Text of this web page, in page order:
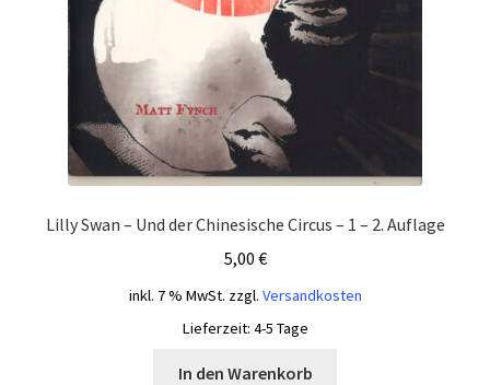
Lilly Swan – Und der Chinesische Circus – 1 – 2. Auflage
5,00 €
inkl. 7 % MwSt. zzgl. Versandkosten
Lieferzeit: 4-5 Tage
In den Warenkorb